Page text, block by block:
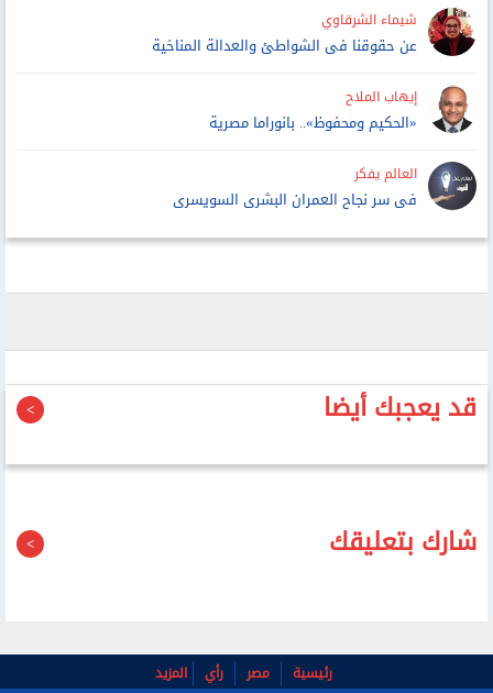
شيماء الشرقاوي
عن حقوقنا فى الشواطئ والعدالة المناخية
إيهاب الملاح
«الحكيم ومحفوظ».. بانوراما مصرية
العالم يفكر
فى سر نجاح العمران البشرى السويسرى
قد يعجبك أيضا
شارك بتعليقك
رئيسية مصر رأي المزيد